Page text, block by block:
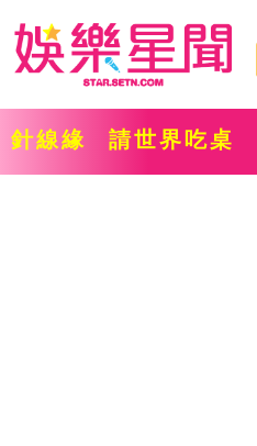
針線緣 請世界吃桌